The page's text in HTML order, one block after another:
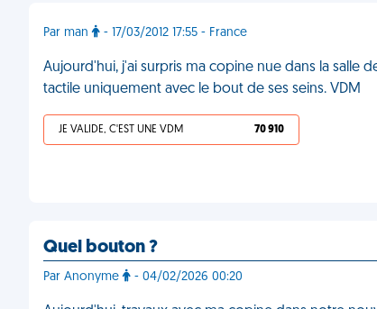
Par man - 17/03/2012 17:55 - France
Aujourd'hui, j'ai surpris ma copine nue dans la salle
tactile uniquement avec le bout de ses seins. VDM
JE VALIDE, C'EST UNE VDM 70 910
Quel bouton ?
Par Anonyme - 04/02/2026 00:20